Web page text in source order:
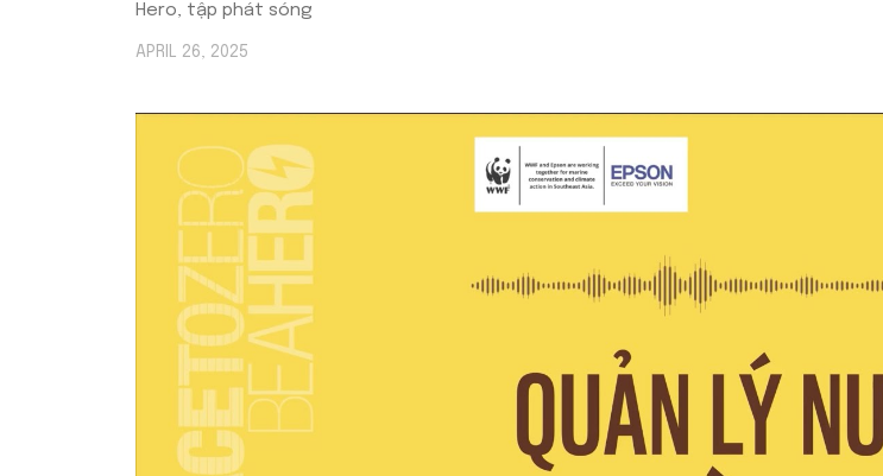
Hero, tập phát sóng
APRIL 26, 2025